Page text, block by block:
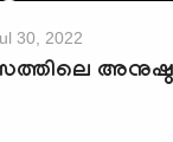
30, 2022